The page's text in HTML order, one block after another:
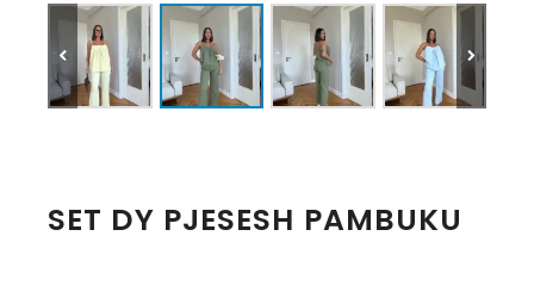
SET DY PJESESH PAMBUKU